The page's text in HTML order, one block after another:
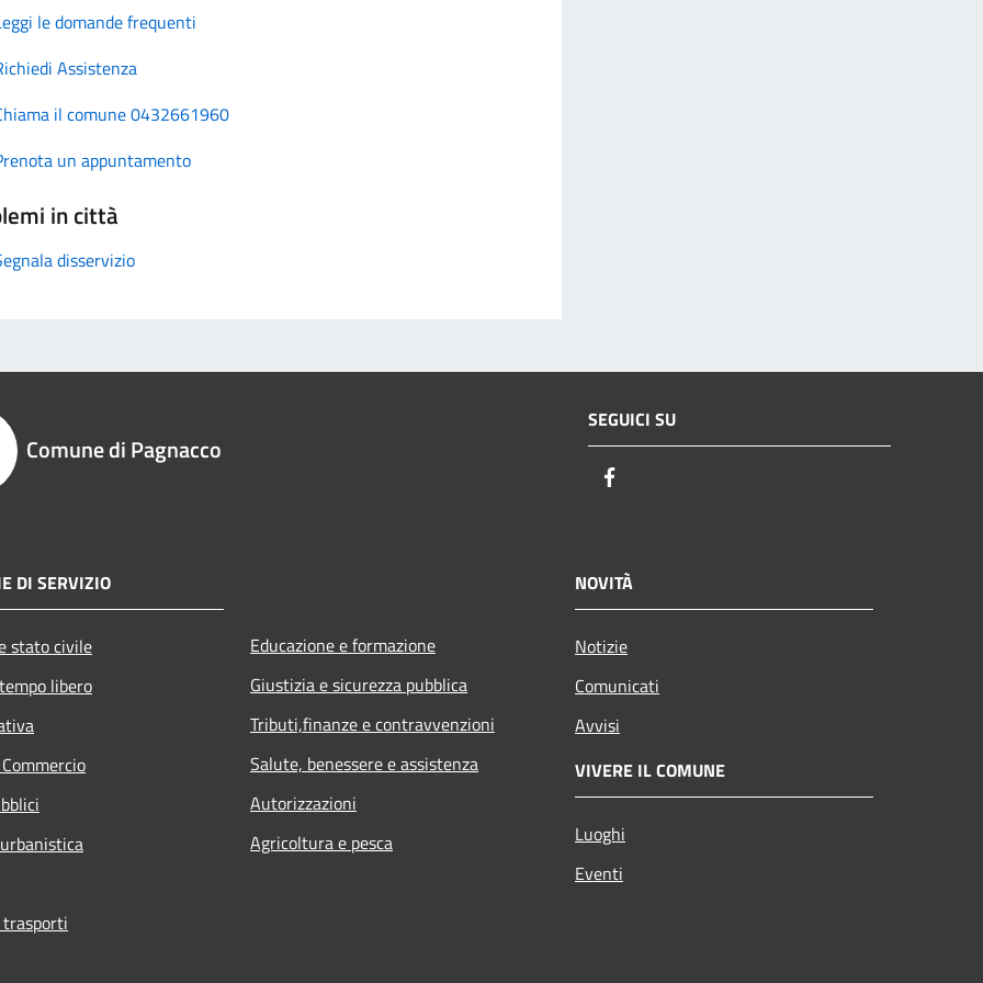
le domande frequenti
Assistenza
il comune 0432661960
un appuntamento
in città
disservizio
Comune di Pagnacco
SEGUICI SU
DI SERVIZIO
stato civile
libero
Educazione e formazione
Giustizia e sicurezza pubblica
Tributi,finanze e contravvenzioni
Salute, benessere e assistenza
Autorizzazioni
Agricoltura e pesca
NOVITÀ
Notizie
Comunicati
Avvisi
VIVERE IL COMUNE
Luoghi
Eventi